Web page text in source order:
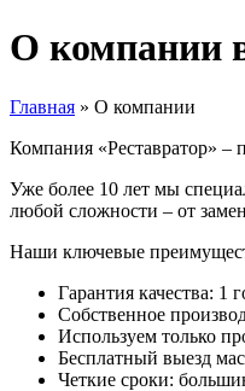
О компании
Главная » О компании
Компания «Реставратор» –
Уже более 10 лет мы
любой сложности – от
Наши ключевые
Гарантия качества: 1
Собственное
Используем только
Бесплатный выезд
Четкие сроки: